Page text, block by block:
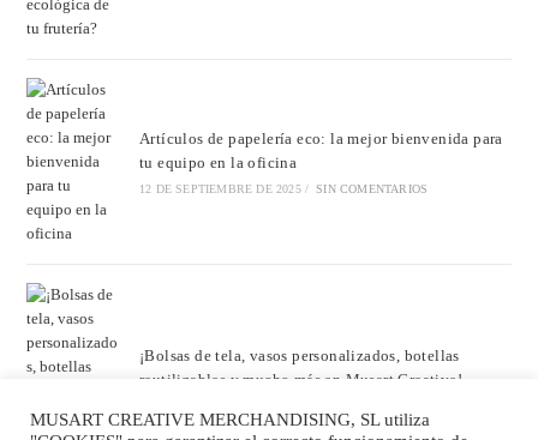
Artículos de papelería eco: la mejor bienvenida para
tu equipo en la oficina
12 DE SEPTIEMBRE DE 2025 / SIN COMENTARIOS
¡Bolsas de tela, vasos personalizados, botellas
reutilizables y mucho más en Musart Creative!
MUSART CREATIVE MERCHANDISING, SL utiliza